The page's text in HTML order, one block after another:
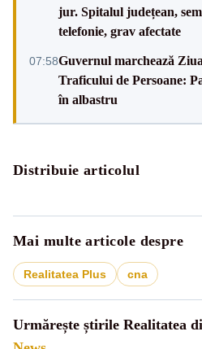
jur. Spitalul județean,
telefonie, grav afectate
07:58Guvernul marchează
Traficului de Persoane:
în albastru
Distribuie articolul
Mai multe articole despre
Realitatea Plus cna
Urmărește știrile Realitatea